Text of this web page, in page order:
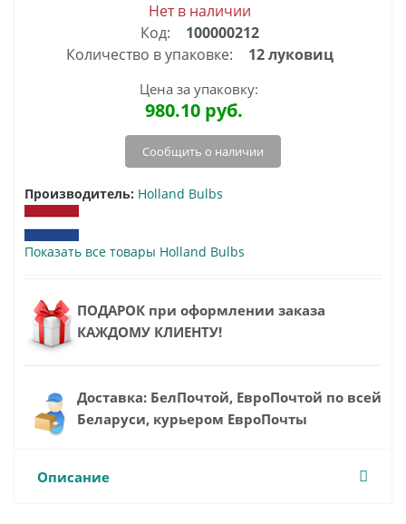
Нет в наличии
Код:
100000212
Количество в упаковке:
12 луковиц
Цена за упаковку:
980.10 руб.
Сообщить о наличии
Производитель: Holland Bulbs
Показать все товары Holland Bulbs
ПОДАРОК при оформлении заказа
КАЖДОМУ КЛИЕНТУ!
Доставка: БелПочтой, ЕвроПочтой по всей
Беларуси, курьером ЕвроПочты
Описание